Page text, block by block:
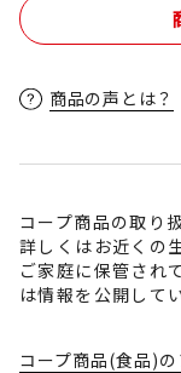
商品の声とは？
コープ商品の取り
詳しくはお近くの
ご家庭に保管され
は情報を公開して
コープ商品(食品)